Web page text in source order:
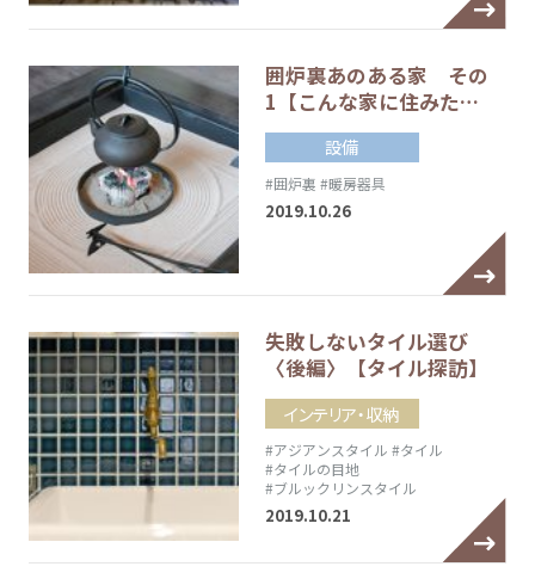
囲炉裏あのある家 その
1【こんな家に住みた…
設備
#囲炉裏 #暖房器具
2019.10.26
失敗しないタイル選び
〈後編〉【タイル探訪】
インテリア・収納
#アジアンスタイル #タイル
#タイルの目地
#ブルックリンスタイル
2019.10.21